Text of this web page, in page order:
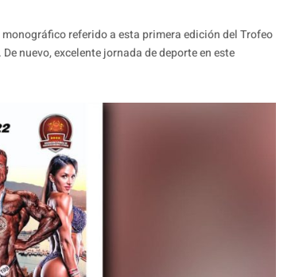
referido a esta primera edición del Trofeo
nuevo, excelente jornada de deporte en este